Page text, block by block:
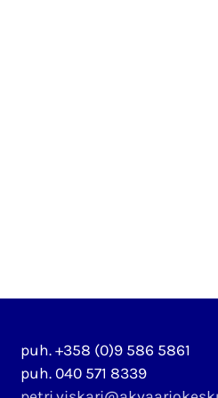
puh. +358 (0)9 586 5861
puh. 040 571 8339